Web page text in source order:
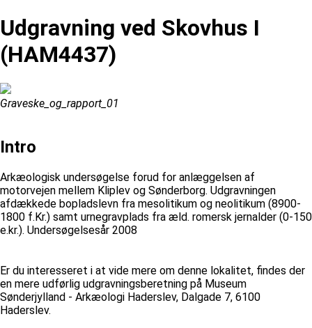
Udgravning ved Skovhus I
(HAM4437)
Graveske_og_rapport_01
Intro
Arkæologisk undersøgelse forud for anlæggelsen af
motorvejen mellem Kliplev og Sønderborg. Udgravningen
afdækkede bopladslevn fra mesolitikum og neolitikum (8900-
1800 f.Kr.) samt urnegravplads fra æld. romersk jernalder (0-150
e.kr.). Undersøgelsesår 2008
Er du interesseret i at vide mere om denne lokalitet, findes der
en mere udførlig udgravningsberetning på Museum
Sønderjylland - Arkæologi Haderslev, Dalgade 7, 6100
Haderslev.